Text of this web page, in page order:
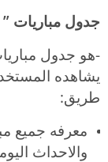
جدول مباريات
-هو جدول
يشاهده
طريق:
معرفه جميع
والاحداث